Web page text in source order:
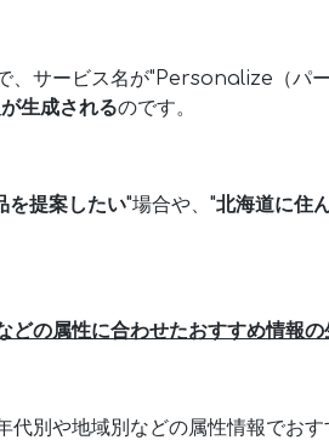
、サービス名が"Personalize（パ
生成されるのです。
を提案したい"場合や、 "北海道に住
どの属性に合わせたおすすめ情報
や地域別などの属性情報でおす